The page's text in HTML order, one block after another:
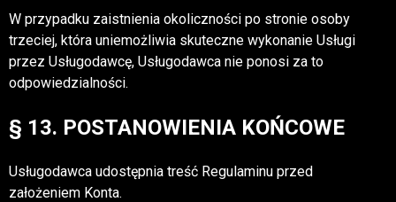
W przypadku zaistnienia okoliczności po stronie osoby
trzeciej, która uniemożliwia skuteczne wykonanie Usługi
przez Usługodawcę, Usługodawca nie ponosi za to
odpowiedzialności.
§ 13. POSTANOWIENIA KOŃCOWE
Usługodawca udostępnia treść Regulaminu przed
założeniem Konta.